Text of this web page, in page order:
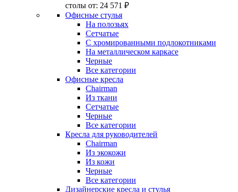
столы от: 24 571 ₽
Офисные стулья
На полозьях
Сетчатые
С хромированными подлокотниками
На металлическом каркасе
Черные
Все категории
Офисные кресла
Chairman
Из ткани
Сетчатые
Черные
Все категории
Кресла для руководителей
Chairman
Из экокожи
Из кожи
Черные
Все категории
Дизайнерские кресла и стулья